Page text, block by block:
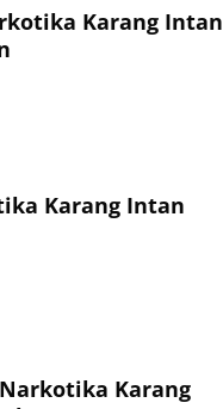
Karang Intan
Karang Intan
Narkotika Karang